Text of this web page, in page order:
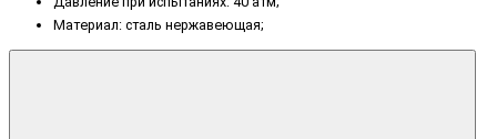
Материал: сталь нержавеющая;